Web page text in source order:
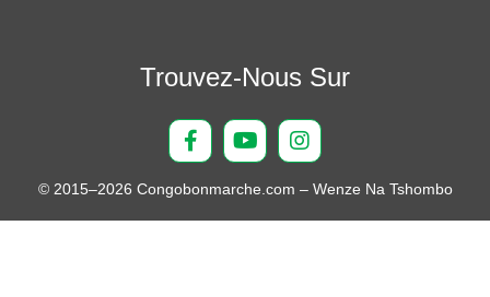
Trouvez-Nous Sur
© 2015–2026 Congobonmarche.com – Wenze Na Tshombo